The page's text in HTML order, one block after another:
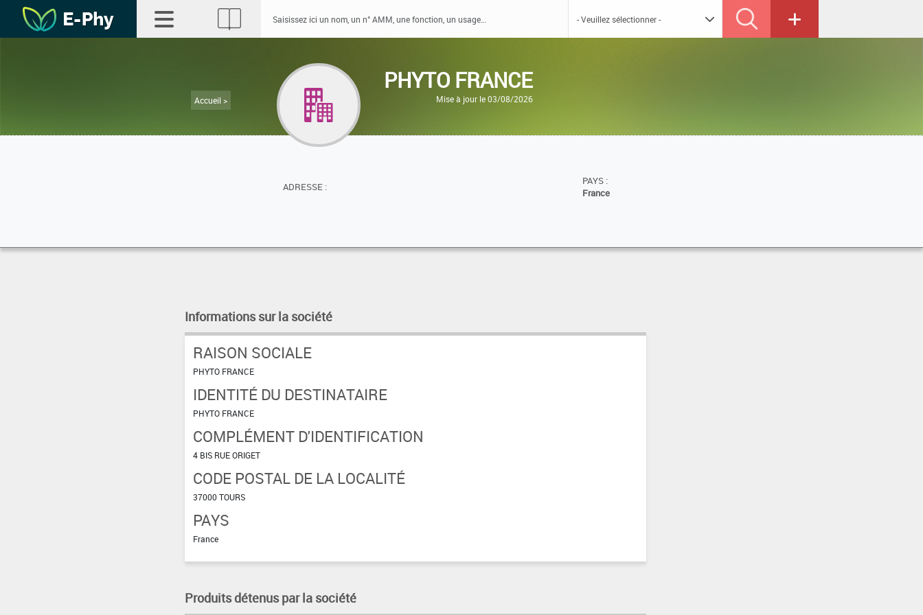
Accueil >
PHYTO FRANCE
Mise à jour le 03/08/2026
ADRESSE :
PAYS :
France
Informations sur la société
RAISON SOCIALE
PHYTO FRANCE
IDENTITÉ DU DESTINATAIRE
PHYTO FRANCE
COMPLÉMENT D'IDENTIFICATION
4 BIS RUE ORIGET
CODE POSTAL DE LA LOCALITÉ
37000 TOURS
PAYS
France
Produits détenus par la société